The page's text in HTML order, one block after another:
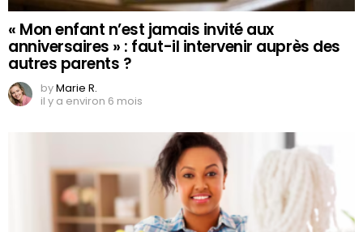
« Mon enfant n’est jamais invité aux
anniversaires » : faut-il intervenir auprès des
autres parents ?
byMarie R.
il y a environ 6 mois